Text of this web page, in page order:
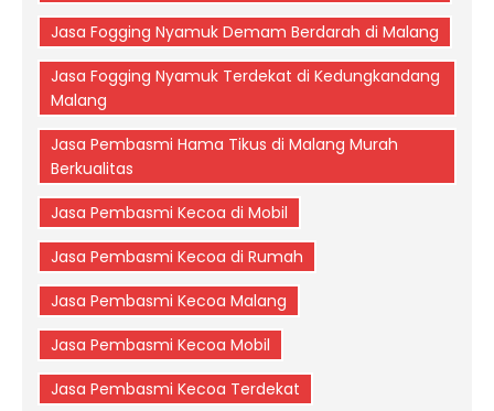
Jasa Fogging Nyamuk Demam Berdarah di Malang
Jasa Fogging Nyamuk Terdekat di Kedungkandang
Malang
Jasa Pembasmi Hama Tikus di Malang Murah
Berkualitas
Jasa Pembasmi Kecoa di Mobil
Jasa Pembasmi Kecoa di Rumah
Jasa Pembasmi Kecoa Malang
Jasa Pembasmi Kecoa Mobil
Jasa Pembasmi Kecoa Terdekat